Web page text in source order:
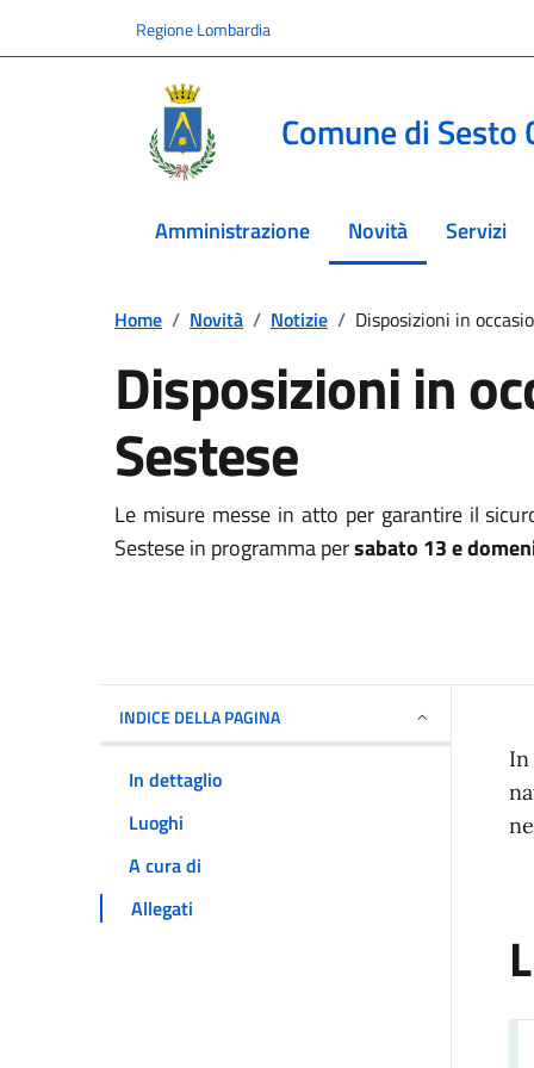
Regione Lombardia
Comune di Sesto
Amministrazione Novità
menu selezionato
Servizi
Home / Novità / Notizie / Disposizioni in
Disposizioni in
Sestese
Le misure messe in atto per garantire il
Sestese in programma persabato 13 e
INDICE DELLA PAGINA
In dettaglio
Luoghi
A cura di
Allegati